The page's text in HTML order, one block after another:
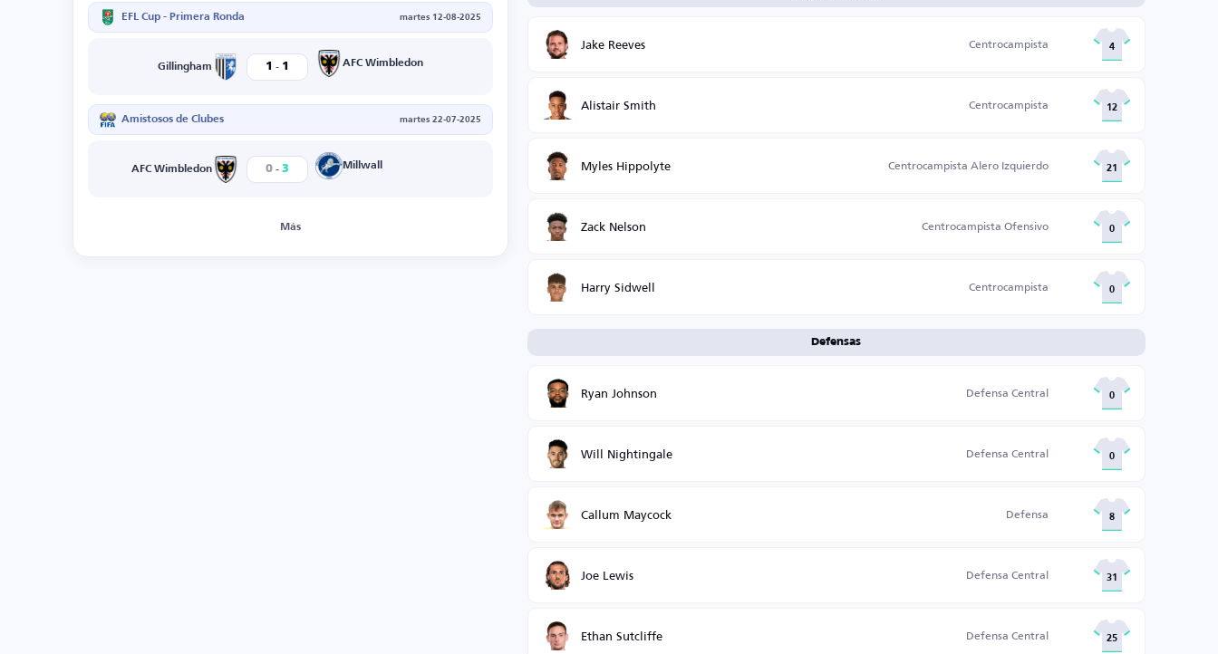
EFL Cup - Primera Ronda martes 12-08-2025
Gillingham 1 - 1 AFC Wimbledon
Amistosos de Clubes martes 22-07-2025
AFC Wimbledon 0 - 3 Millwall
Más
Jake Reeves Centrocampista 4
Alistair Smith Centrocampista 12
Myles Hippolyte Centrocampista Alero Izquierdo 21
Zack Nelson Centrocampista Ofensivo 0
Harry Sidwell Centrocampista 0
Defensas
Ryan Johnson Defensa Central 0
Will Nightingale Defensa Central 0
Callum Maycock Defensa 8
Joe Lewis Defensa Central 31
Ethan Sutcliffe Defensa Central 25